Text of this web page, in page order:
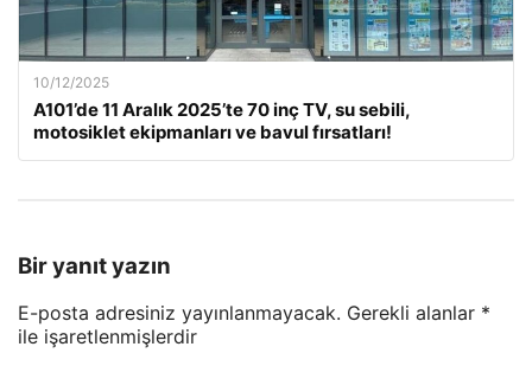
10/12/2025
A101’de 11 Aralık 2025’te 70 inç TV, su sebili,
motosiklet ekipmanları ve bavul fırsatları!
Bir yanıt yazın
E-posta adresiniz yayınlanmayacak. Gerekli alanlar *
ile işaretlenmişlerdir